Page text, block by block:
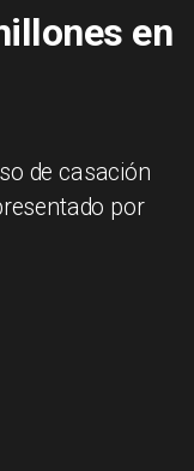
en
de casación
por